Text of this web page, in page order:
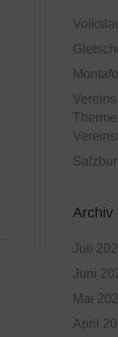
Archiv
Juli
Juni
Mai
April